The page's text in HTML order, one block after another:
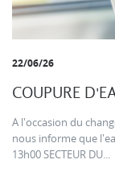
22/06/26
COUPURE
A l'occasion du
nous informe que
13h00 SECTEUR DU...